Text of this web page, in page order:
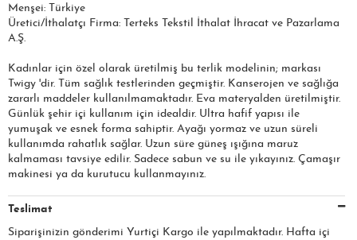
Menşei: Türkiye
Üretici/İthalatçı Firma: Terteks Tekstil İthalat İhracat ve Pazarlama
A.Ş.​​​
Kadınlar için özel olarak üretilmiş bu terlik modelinin; markası
Twigy 'dir. Tüm sağlık testlerinden geçmiştir. Kanserojen ve sağlığa
zararlı maddeler kullanılmamaktadır. Eva materyalden üretilmiştir.
Günlük şehir içi kullanım için idealdir. Ultra hafif yapısı ile
yumuşak ve esnek forma sahiptir. Ayağı yormaz ve uzun süreli
kullanımda rahatlık sağlar. Uzun süre güneş ışığına maruz
kalmaması tavsiye edilir. Sadece sabun ve su ile yıkayınız. Çamaşır
makinesi ya da kurutucu kullanmayınız.
Teslimat
Siparişinizin gönderimi Yurtiçi Kargo ile yapılmaktadır. Hafta içi